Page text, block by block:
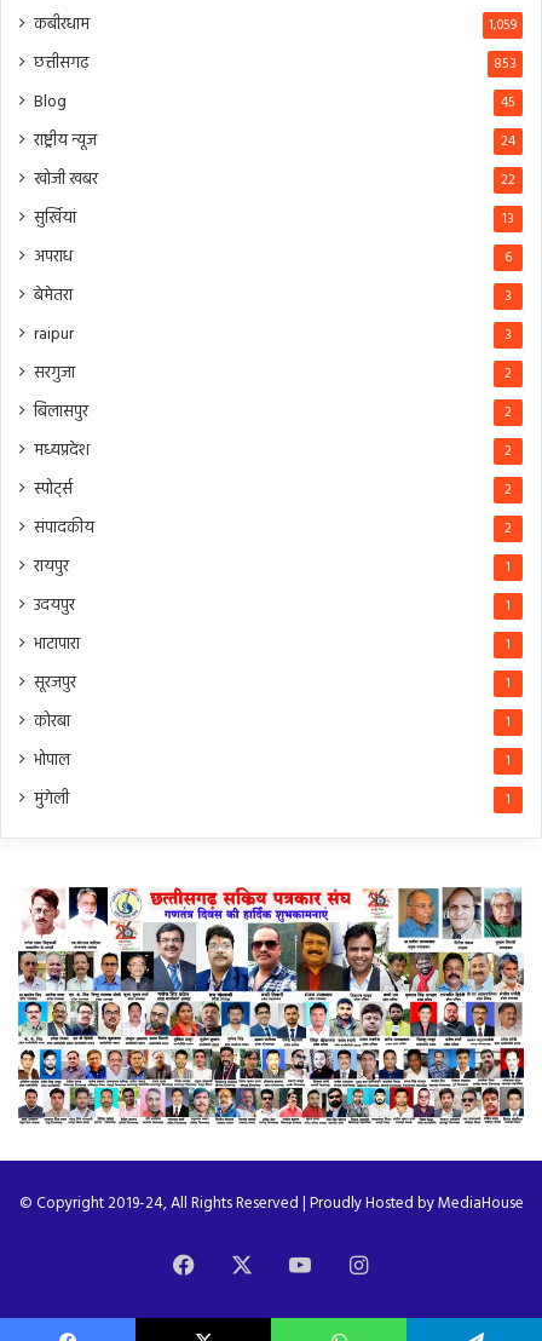
कबीरधाम 1,059
छत्तीसगढ़ 853
Blog 45
राष्ट्रीय न्यूज 24
खोजी खबर 22
सुर्खियां 13
अपराध 6
बेमेतरा 3
raipur 3
सरगुजा 2
बिलासपुर 2
मध्यप्रदेश 2
स्पोर्ट्स 2
संपादकीय 2
रायपुर 1
उदयपुर 1
भाटापारा 1
सूरजपुर 1
कोरबा 1
भोपाल 1
मुंगेली 1
© Copyright 2019-24, All Rights Reserved | Proudly Hosted byMediaHouse
Facebook YouTubeInstagram